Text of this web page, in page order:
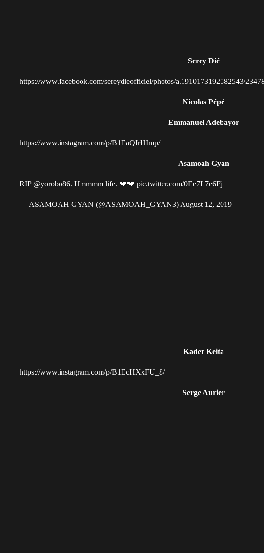
Serey Dié
https://www.facebook.com/sereydieofficiel/photos/a.1910173192582543/
Nicolas Pépé
Emmanuel Adebayor
https://www.instagram.com/p/B1EaQIrHImp/
Asamoah Gyan
RIP @yorobo86. Hmmmm life. 💔💔 pic.twitter.com/0Ee7L7e6Fj
— ASAMOAH GYAN (@ASAMOAH_GYAN3) August 12, 2019
Kader Keita
https://www.instagram.com/p/B1EcHXxFU_8/
Serge Aurier